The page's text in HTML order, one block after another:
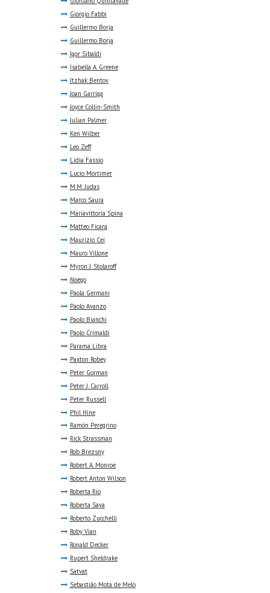
Giorgio Fabbi
Guillermo Borja
Guillermo Borja
Igor Sibaldi
Isabella A. Greene
Itzhak Bentov
Joan Garriga
Joyce Collin-Smith
Julian Palmer
Ken Wilber
Leo Zeff
Lidia Fassio
Lucio Mortimer
M.M. Judas
Marco Saura
Mariavittoria Spina
Matteo Ficara
Maurizio Cei
Mauro Villone
Myron J. Stolaroff
Noego
Paola Germani
Paolo Avanzo
Paolo Bianchi
Paolo Crimaldi
Parama Libra
Paxton Robey
Peter Gorman
Peter J. Carroll
Peter Russell
Phil Hine
Ramón Peregrino
Rick Strassman
Rob Brezsny
Robert A. Monroe
Robert Anton Wilson
Roberta Rio
Roberta Sava
Roberto Zucchelli
Roby Vian
Ronald Decker
Rupert Sheldrake
Satvat
Sebastião Mota de Melo